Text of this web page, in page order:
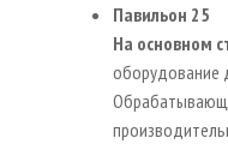
Павильон 25
На основном
оборудование